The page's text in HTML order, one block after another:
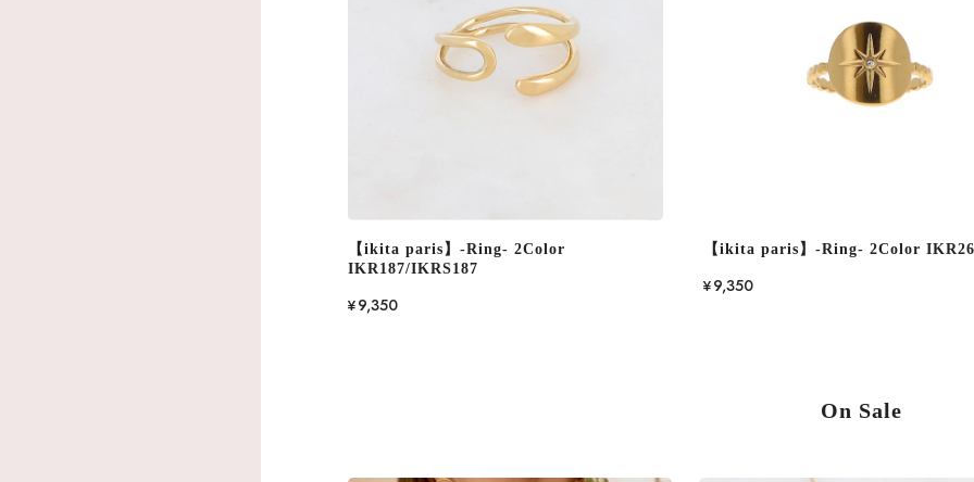
【ikita paris】-Ring- 2Color
IKR187/IKRS187
¥9,350
【ikita paris】-Ring- 2Color
¥9,350
On Sale